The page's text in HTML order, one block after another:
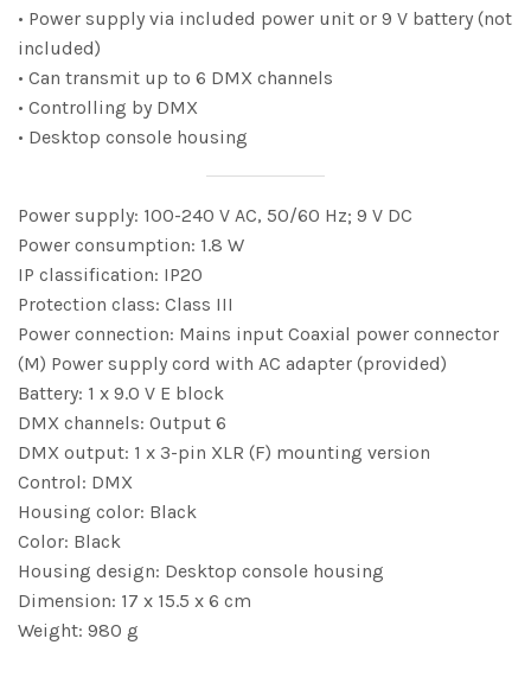
• Power supply via included power unit or 9 V battery (not
included)
• Can transmit up to 6 DMX channels
• Controlling by DMX
• Desktop console housing
Power supply: 100-240 V AC, 50/60 Hz; 9 V DC
Power consumption: 1.8 W
IP classification: IP20
Protection class: Class III
Power connection: Mains input Coaxial power connector
(M) Power supply cord with AC adapter (provided)
Battery: 1 x 9.0 V E block
DMX channels: Output 6
DMX output: 1 x 3-pin XLR (F) mounting version
Control: DMX
Housing color: Black
Color: Black
Housing design: Desktop console housing
Dimension: 17 x 15.5 x 6 cm
Weight: 980 g